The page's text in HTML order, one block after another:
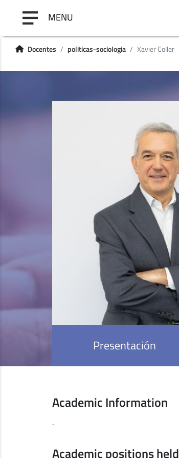
MENU
Docentes politicas-sociologia Xavier Coller
Presentación
Academic Information
.
Academic positions held